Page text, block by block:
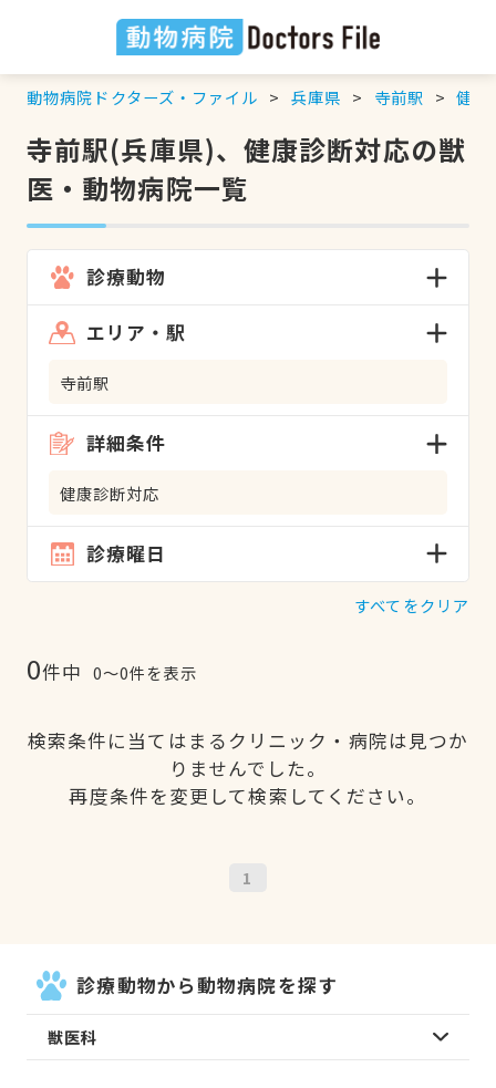
動物病院ドクターズ・ファイル 兵庫県 寺前駅 健康
寺前駅(兵庫県)、健康診断対応の獣
医・動物病院一覧
診療動物
エリア・駅
寺前駅
詳細条件
健康診断対応
診療曜日
すべてをクリア
0件中 0〜0件を表示
検索条件に当てはまるクリニック・病院は見つか
りませんでした。
再度条件を変更して検索してください。
1
診療動物から動物病院を探す
獣医科